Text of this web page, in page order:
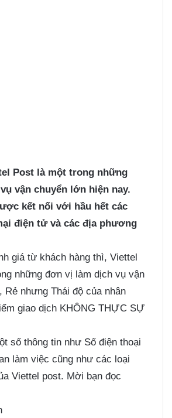
Post là một trong những
vận chuyển lớn hiện nay.
kết nối với hầu hết các
điện tử và các địa phương
giá từ khách hàng thì, Viettel
những đơn vị làm dịch vụ vận
Rẻ nhưng Thái độ của nhân
giao dịch KHÔNG THỰC SỰ
số thông tin như Số điện thoại
làm việc cũng như các loại
Viettel post. Mời bạn đọc